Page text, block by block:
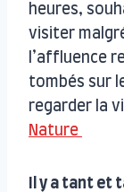
heures,
visiter
l’affluence
tombés sur
regarder la
Nature
Il y a tant et